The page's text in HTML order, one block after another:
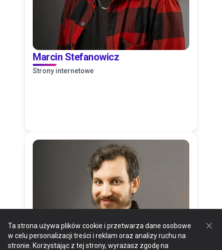
Marcin Stefanowicz
Strony internetowe
Ta strona używa plików cookie i przetwarza dane osobowe
w celu personalizacji treści i reklam oraz analizy ruchu na
stronie. Korzystając z tej strony, wyrażasz zgodę na